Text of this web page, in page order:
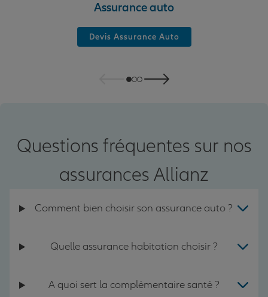
Assurance auto
Devis Assurance Auto
Questions fréquentes sur nos
assurances Allianz
Comment bien choisir son assurance auto ?
Quelle assurance habitation choisir ?
A quoi sert la complémentaire santé ?